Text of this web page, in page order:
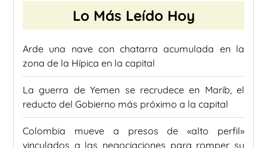
Lo Más Leído Hoy
Arde una nave con chatarra acumulada en la
zona de la Hípica en la capital
La guerra de Yemen se recrudece en Marib, el
reducto del Gobierno más próximo a la capital
Colombia mueve a presos de «alto perfil»
vinculados a las negociaciones para romper su